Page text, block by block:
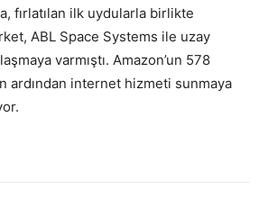
fırlatılan ilk uydularla birlikte
ABL Space Systems ile uzay
varmıştı. Amazon’un 578
ardından internet hizmeti sunmaya